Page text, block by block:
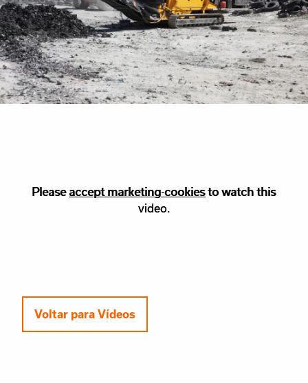
Please accept marketingcookies to watch this
video.
Pleaseaccept marketing-cookiesto watch this
video.
Voltar para Vídeos